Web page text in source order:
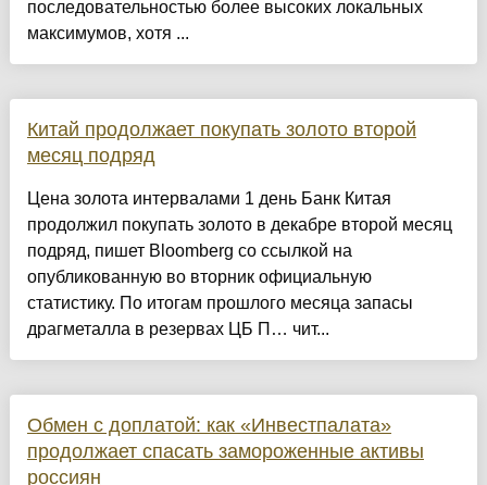
последовательностью более высоких локальных
максимумов, хотя ...
Китай продолжает покупать золото второй
месяц подряд
Цена золота интервалами 1 день Банк Китая
продолжил покупать золото в декабре второй месяц
подряд, пишет Bloomberg со ссылкой на
опубликованную во вторник официальную
статистику. По итогам прошлого месяца запасы
драгметалла в резервах ЦБ П… чит...
Обмен с доплатой: как «Инвестпалата»
продолжает спасать замороженные активы
россиян